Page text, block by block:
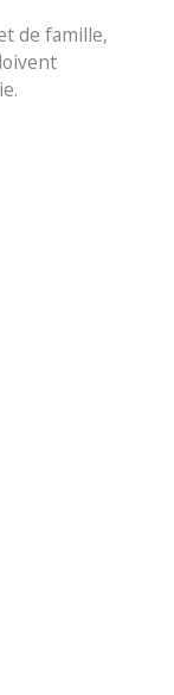
de famille,